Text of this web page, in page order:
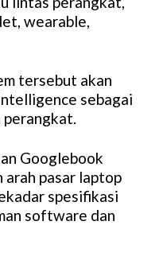
wearable,
tersebut akan
sebagai
perangkat.
Googlebook
arah pasar laptop
spesifikasi
software dan